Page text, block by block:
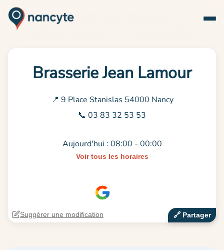
Brasserie Jean Lamour
📍 9 Place Stanislas 54000 Nancy
📞 03 83 32 53 53
Aujourd'hui : 08:00 - 00:00
Voir tous les horaires
🔗‍️ Partager
Suggérer une modification